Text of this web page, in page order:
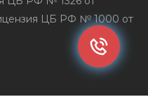
ЦБ РФ № 1000 от